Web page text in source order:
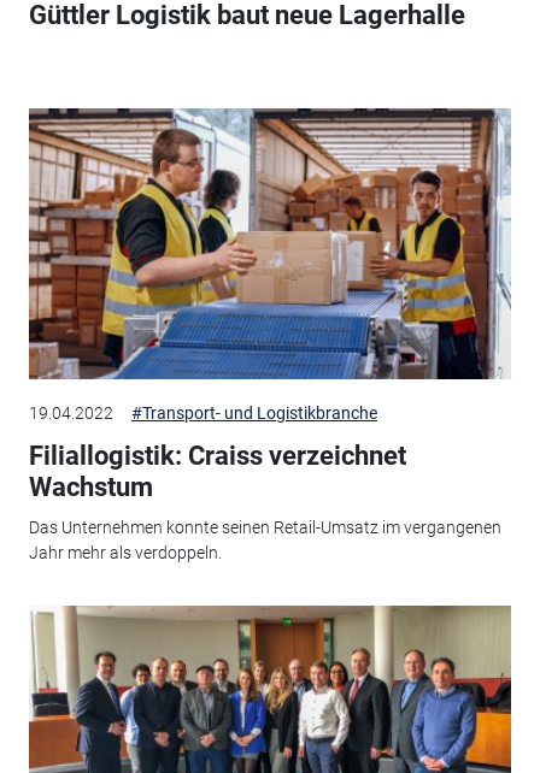
Güttler Logistik baut neue Lagerhalle
19.04.2022 #Transport- und Logistikbranche
Filiallogistik: Craiss verzeichnet
Wachstum
Das Unternehmen konnte seinen Retail-Umsatz im vergangenen
Jahr mehr als verdoppeln.